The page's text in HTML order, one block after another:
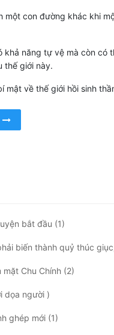
một con đường khác khi
khả năng tự vệ mà còn có
thế giới này.
mật về thế giới hồi sinh
bắt đầu (1)
quỷ thúc giục, đào hố mà không lấp
Chu Chính (2)
dọa người )
ghép mới (1)